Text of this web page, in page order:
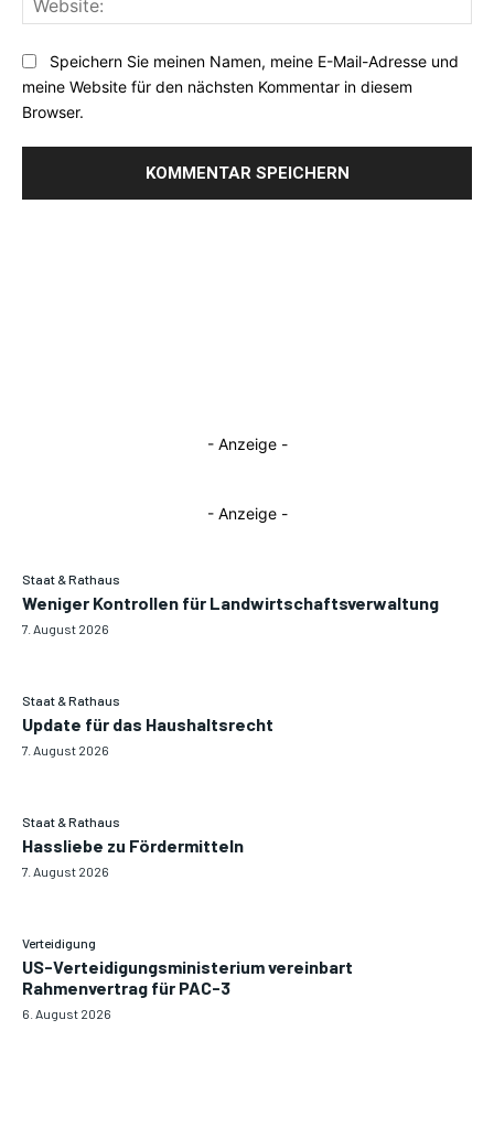
- Anzeige -
- Anzeige -
Staat & Rathaus
Weniger Kontrollen für Landwirtschaftsverwaltung
7. August 2026
Staat & Rathaus
Update für das Haushaltsrecht
7. August 2026
Staat & Rathaus
Hassliebe zu Fördermitteln
7. August 2026
Verteidigung
US-Verteidigungsministerium vereinbart
Rahmenvertrag für PAC-3
6. August 2026
Speichern Sie meinen Namen, meine E-Mail-Adresse und
meine Website für den nächsten Kommentar in diesem
Browser.